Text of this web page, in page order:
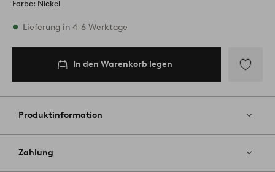
Farbe: Nickel
Vorrätig
Lieferung in 4-6 Werktage
In den Warenkorb legen
Favoriten
Produktinformation
Zahlung